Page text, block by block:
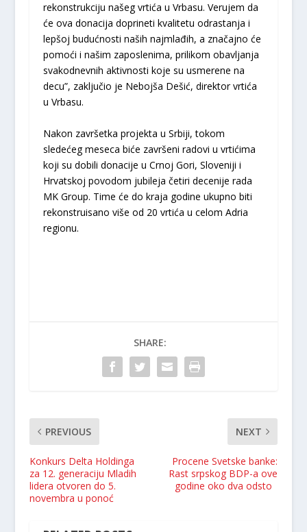
rekonstrukciju našeg vrtića u Vrbasu. Verujem da
će ova donacija doprineti kvalitetu odrastanja i
lepšoj budućnosti naših najmlađih, a značajno će
pomoći i našim zaposlenima, prilikom obavljanja
svakodnevnih aktivnosti koje su usmerene na
decu”, zaključio je Nebojša Dešić, direktor vrtića
u Vrbasu.
Nakon završetka projekta u Srbiji, tokom
sledećeg meseca biće završeni radovi u vrtićima
koji su dobili donacije u Crnoj Gori, Sloveniji i
Hrvatskoj povodom jubileja četiri decenije rada
MK Group. Time će do kraja godine ukupno biti
rekonstruisano više od 20 vrtića u celom Adria
regionu.
SHARE:
PREVIOUS
Konkurs Delta Holdinga
za 12. generaciju Mladih
lidera otvoren do 5.
novembra u ponoć
NEXT
Procene Svetske banke:
Rast srpskog BDP-a ove
godine oko dva odsto